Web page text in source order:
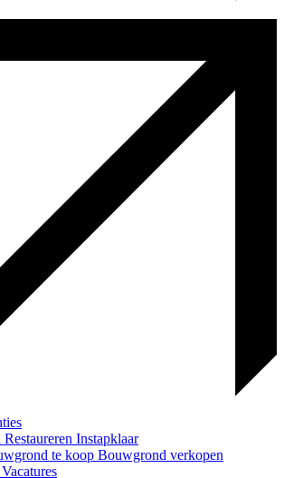
Restaureren Instapklaar
te koop Bouwgrond verkopen
Vacatures